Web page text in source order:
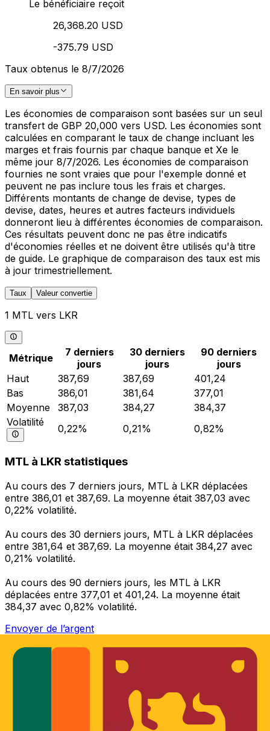
Le bénéficiaire reçoit
26,368.20 USD
-375.79 USD
Taux obtenus le 8/7/2026
En savoir plus
Les économies de comparaison sont basées sur un seul
transfert de GBP 20,000 vers USD. Les économies sont
calculées en comparant le taux de change incluant les
marges et frais fournis par chaque banque et Xe le
même jour 8/7/2026. Les économies de comparaison
fournies ne sont vraies que pour l'exemple donné et
peuvent ne pas inclure tous les frais et charges.
Différents montants de change de devise, types de
devise, dates, heures et autres facteurs individuels
donneront lieu à différentes économies de comparaison.
Ces résultats peuvent donc ne pas être indicatifs
d'économies réelles et ne doivent être utilisés qu'à titre
de guide. Le graphique de comparaison des taux est mis
à jour trimestriellement.
Taux Valeur convertie
1 MTL vers LKR
Métrique
7 derniers
jours
30 derniers
jours
90 derniers
jours
Haut
387,69 387,69
401,24
Bas
386,01 381,64
377,01
Moyenne
387,03 384,27
384,37
Volatilité
0,22% 0,21% 0,82%
MTL à LKR statistiques
Au cours des 7 derniers jours, MTL à LKR déplacées
entre 386,01 et 387,69. La moyenne était 387,03 avec
0,22% volatilité.
Au cours des 30 derniers jours, MTL à LKR déplacées
entre 381,64 et 387,69. La moyenne était 384,27 avec
0,21% volatilité.
Au cours des 90 derniers jours, les MTL à LKR
déplacées entre 377,01 et 401,24. La moyenne était
384,37 avec 0,82% volatilité.
Envoyer de l’argent
Gérez votre argent et vos devises lorsque vous
êtes en déplacement
L'application Xe réunit toutes les fonctionnalités
nécessaires pour vos transferts d'argent internationaux
et la gestion de vos devises. Convertissez des devises,
programmez des alertes de taux et transférez de